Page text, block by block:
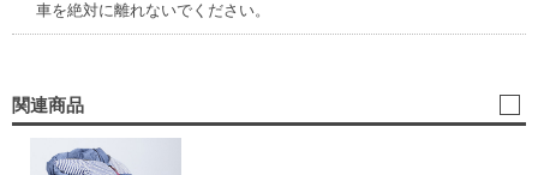
車を絶対に離れないでください。
関連商品